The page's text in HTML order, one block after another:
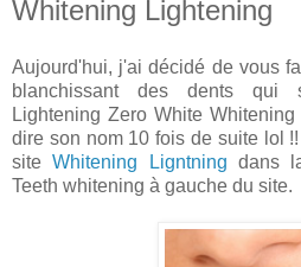
Whitening Lightening
Aujourd'hui, j'ai décidé de vous
blanchissant des dents qui
Lightening Zero White
dire son nom 10 fois de suite lol
siteWhitening Ligntning dans
Teeth whitening à gauche du site.